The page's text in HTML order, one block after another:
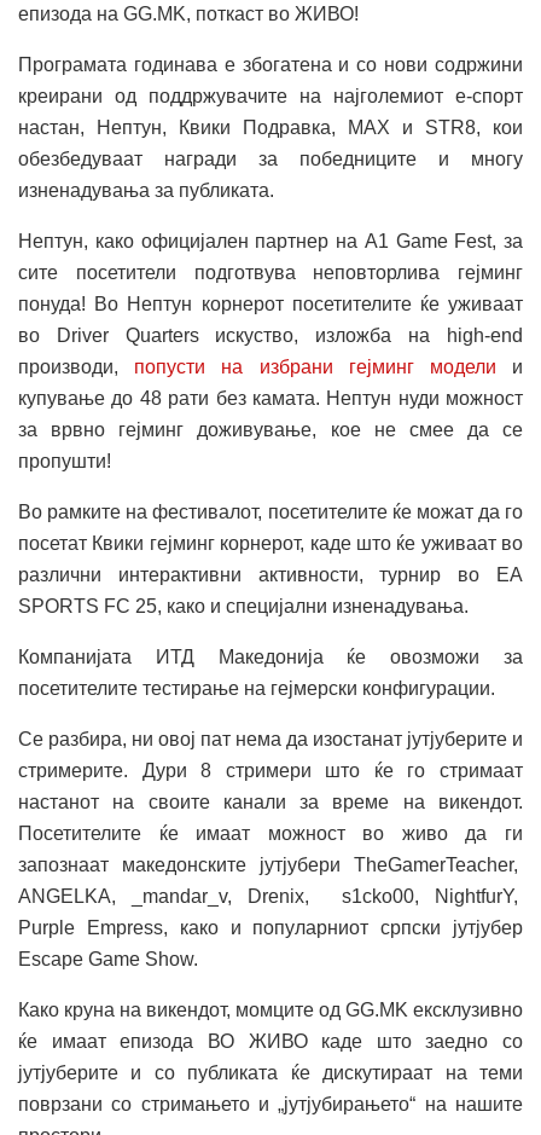
епизода на GG.MK, поткаст во ЖИВО!
Програмата годинава е збогатена и со нови содржини
креирани од поддржувачите на најголемиот е-спорт
настан, Нептун, Квики Подравка, MAX и STR8, кои
обезбедуваат награди за победниците и многу
изненадувања за публиката.
Нептун, како официјален партнер на А1 Game Fest, за
сите посетители подготвува неповторлива гејминг
понуда! Во Нептун корнерот посетителите ќе уживаат
во Driver Quarters искуство, изложба на high-end
производи, попусти на избрани гејминг модели и
купување до 48 рати без камата. Нептун нуди можност
за врвно гејминг доживување, кое не смее да се
пропушти!
Во рамките на фестивалот, посетителите ќе можат да го
посетат Квики гејминг корнерот, каде што ќе уживаат во
различни интерактивни активности, турнир во EA
SPORTS FC 25, како и специјални изненадувања.
Компанијата ИТД Македонија ќе овозможи за
посетителите тестирање на гејмерски конфигурации.
Се разбира, ни овој пат нема да изостанат јутјуберите и
стримерите. Дури 8 стримери што ќе го стримаат
настанот на своите канали за време на викендот.
Посетителите ќе имаат можност во живо да ги
запознаат македонските јутјубери TheGamerTeacher,
ANGELKA, _mandar_v, Drenix, s1cko00, NightfurY,
Purple Empress, како и популарниот српски јутјубер
Escape Game Show.
Како круна на викендот, момците од GG.MK ексклузивно
ќе имаат епизода ВО ЖИВО каде што заедно со
јутјуберите и со публиката ќе дискутираат на теми
поврзани со стримањето и „јутјубирањето“ на нашите